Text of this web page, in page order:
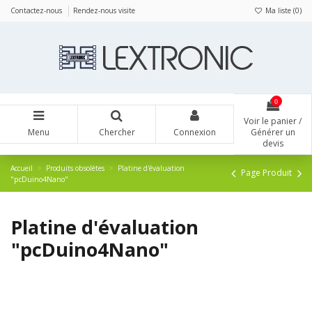
Contactez-nous Rendez-nous visite Ma liste (0)
Menu Chercher Connexion
0
Voir le panier /
Générer un
devis
Accueil Produits obsolètes
Platine d'évaluation
"pcDuino4Nano"
Page Produit
Platine d'évaluation
"pcDuino4Nano"
Panneau de gestion des cookies